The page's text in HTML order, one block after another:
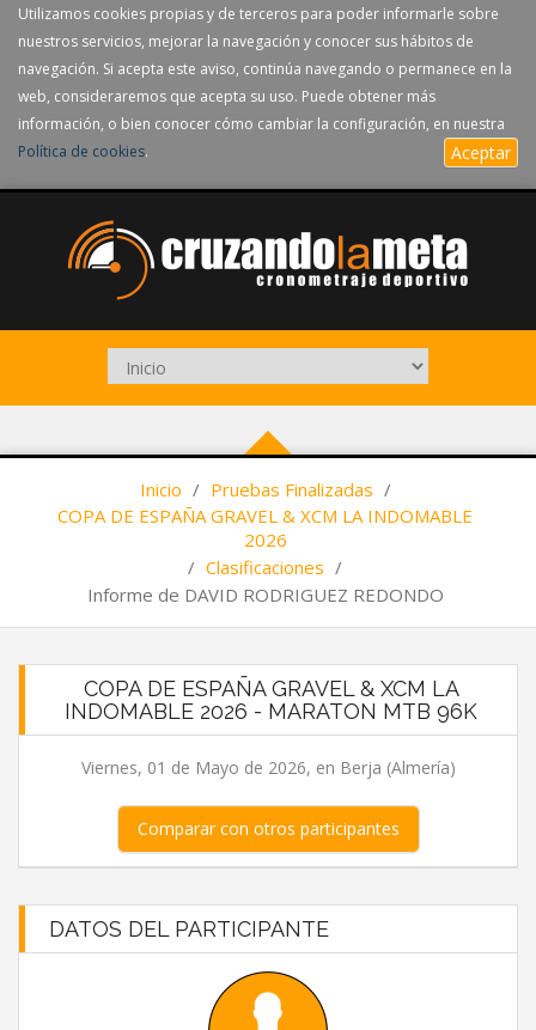
Utilizamos cookies propias y de terceros para poder informarle sobre
nuestros servicios, mejorar la navegación y conocer sus hábitos de
navegación. Si acepta este aviso, continúa navegando o permanece en la
web, consideraremos que acepta su uso. Puede obtener más
información, o bien conocer cómo cambiar la configuración, en nuestra
Política de cookies. Aceptar
Inicio / Pruebas Finalizadas /
COPA DE ESPAÑA GRAVEL & XCM LA INDOMABLE
2026
/ Clasificaciones /
Informe de DAVID RODRIGUEZ REDONDO
COPA DE ESPAÑA GRAVEL & XCM LA
INDOMABLE 2026 - MARATON MTB 96K
Viernes, 01 de Mayo de 2026, en Berja (Almería)
Comparar con otros participantes
DATOS DEL PARTICIPANTE